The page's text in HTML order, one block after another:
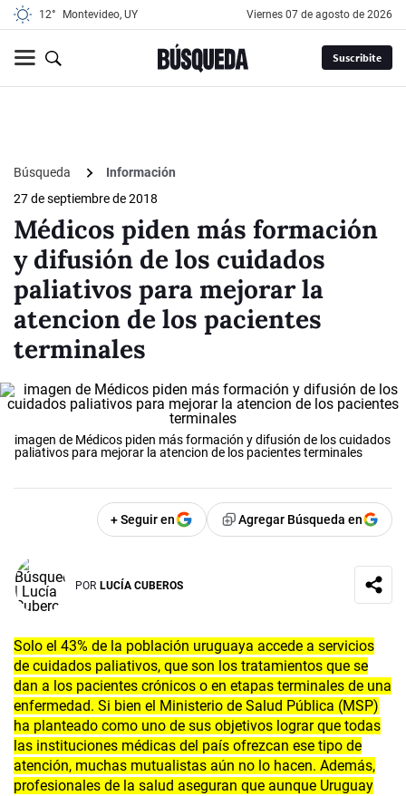
12° Montevideo, UY viernes 07 de agosto de 2026
Suscribite
Búsqueda
Información
27 de septiembre de 2018
Médicos piden más formación
y difusión de los cuidados
paliativos para mejorar la
atencion de los pacientes
terminales
imagen de Médicos piden más formación y difusión de los cuidados
paliativos para mejorar la atencion de los pacientes terminales
+ Seguir en Agregar Búsqueda en
POR LUCÍA CUBEROS
Solo el 43% de la población uruguaya accede a servicios
de cuidados paliativos, que son los tratamientos que se
dan a los pacientes crónicos o en etapas terminales de una
enfermedad. Si bien el Ministerio de Salud Pública (MSP)
ha planteado como uno de sus objetivos lograr que todas
las instituciones médicas del país ofrezcan ese tipo de
atención, muchas mutualistas aún no lo hacen. Además,
profesionales de la salud aseguran que aunque Uruguay